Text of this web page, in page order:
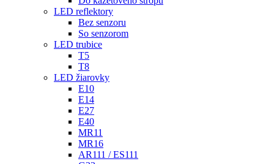
LED reflektory
Bez senzoru
So senzorom
LED trubice
T5
T8
LED žiarovky
E10
E14
E27
E40
MR11
MR16
AR111 / ES111